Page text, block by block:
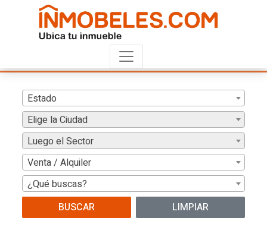
Estado
Elige la Ciudad
Luego el Sector
Venta / Alquiler
¿Qué buscas?
BUSCAR
LIMPIAR